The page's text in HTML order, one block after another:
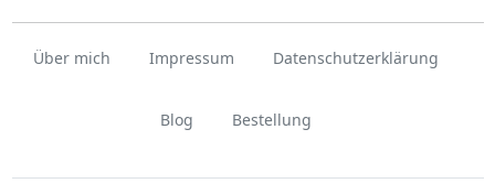
Über mich Impressum Datenschutzerklärung
Blog Bestellung